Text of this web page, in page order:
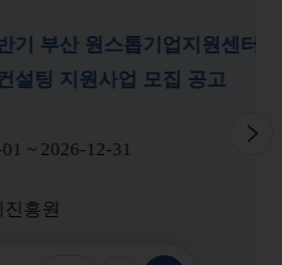
산 원스톱기업지원센터
지원사업 모집 공고
12-31 다